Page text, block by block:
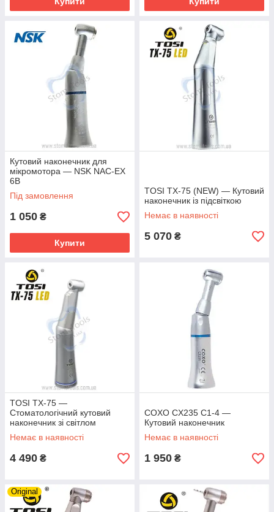
Кутовий наконечник для
мікромотора — NSK NAC-EX
6B
Під замовлення
1 050 ₴
Купити
TOSI TX-75 (NEW) — Кутовий
наконечник із підсвіткою
Немає в наявності
5 070 ₴
TOSI TX-75 —
Стоматологічний кутовий
наконечник зі світлом
Немає в наявності
4 490 ₴
COXO CX235 C1-4 —
Кутовий наконечник
Немає в наявності
1 950 ₴
Original